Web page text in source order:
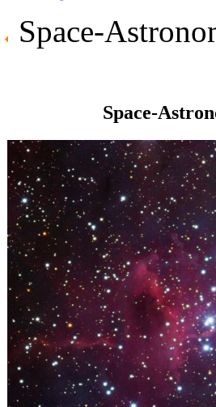
Space-
Space-